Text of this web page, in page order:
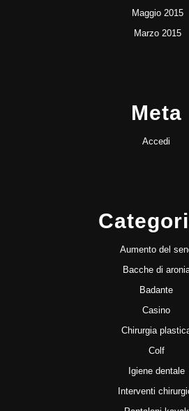
Maggio 2015
Marzo 2015
Meta
Accedi
Aumento del
Bacche di
Badante
Casino
Chirurgia
Colf
Igiene dentale
Interventi